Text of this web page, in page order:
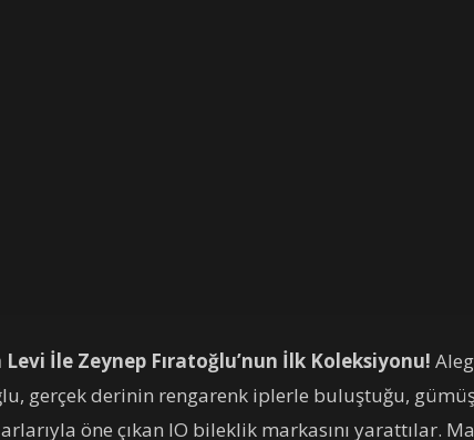
İle Zeynep Fıratoğlu’nun İlk Koleksiyonu!
gerçek derinin rengarenk iplerle buluştuğu,
öne çıkan IO bileklik markasını yarattılar.